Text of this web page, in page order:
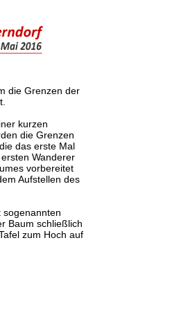
die Grenzen der
kurzen
die Grenzen
das erste Mal
Wanderer
vorbereitet
Aufstellen des
Baum schließlich
zum Hoch auf